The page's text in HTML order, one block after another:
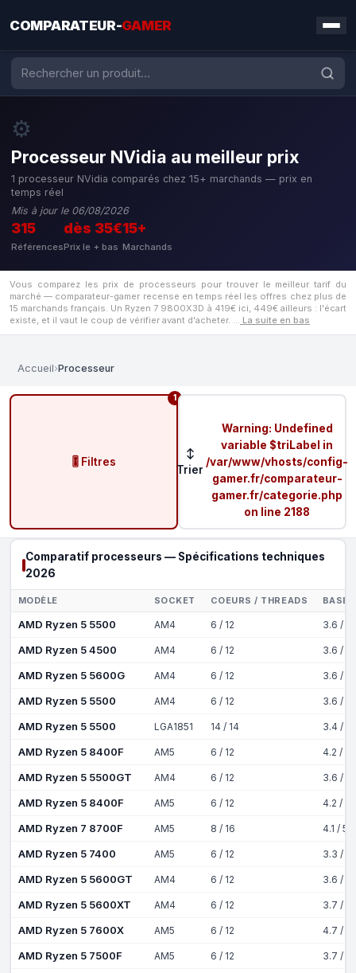
COMPARATEUR-GAMER
⚙️
Processeur NVidia au meilleur prix
1 processeur NVidia comparés chez 15+ marchands — prix en
temps réel
Mis à jour le 06/08/2026
315
Références
dès 35€
Prix le + bas
15+
Marchands
Vous comparez les prix de processeurs pour trouver le meilleur tarif du
marché — comparateur-gamer recense en temps réel les offres chez plus de
15 marchands français. Un Ryzen 7 9800X3D à 419€ ici, 449€ ailleurs : l'écart
existe, et il vaut le coup de vérifier avant d'acheter. … La suite en bas
Accueil›Processeur
🎚️ Filtres
1
↕
Trier
Warning: Undefined
variable $triLabel in
/var/www/vhosts/config-
gamer.fr/comparateur-
gamer.fr/categorie.php
on line 2188
Comparatif processeurs — Spécifications techniques
2026
MODÈLE SOCKET COEURS / THREADS BASE
AMD Ryzen 5 5500 AM4 6 / 12 3.6 /
AMD Ryzen 5 4500 AM4 6 / 12 3.6 /
AMD Ryzen 5 5600G AM4 6 / 12 3.6 /
AMD Ryzen 5 5500 AM4 6 / 12 3.6 /
AMD Ryzen 5 5500 LGA1851 14 / 14 3.4 /
AMD Ryzen 5 8400F AM5 6 / 12 4.2 /
AMD Ryzen 5 5500GT AM4 6 / 12 3.6 /
AMD Ryzen 5 8400F AM5 6 / 12 4.2 /
AMD Ryzen 7 8700F AM5 8 / 16 4.1 /
AMD Ryzen 5 7400 AM5 6 / 12 3.3 /
AMD Ryzen 5 5600GT AM4 6 / 12 3.6 /
AMD Ryzen 5 5600XT AM4 6 / 12 3.7 /
AMD Ryzen 5 7600X AM5 6 / 12 4.7 /
AMD Ryzen 5 7500F AM5 6 / 12 3.7 /